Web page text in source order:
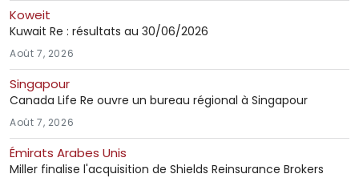
Koweit
Kuwait Re : résultats au 30/06/2026
Août 7, 2026
Singapour
Canada Life Re ouvre un bureau régional à Singapour
Août 7, 2026
Émirats Arabes Unis
Miller finalise l'acquisition de Shields Reinsurance Brokers